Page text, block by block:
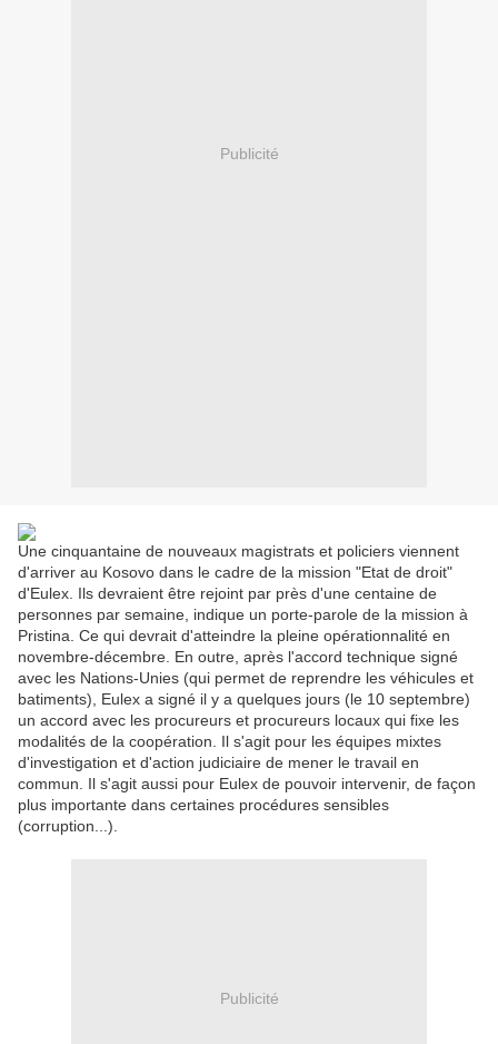
Publicité
Une cinquantaine de nouveaux magistrats et policiers viennent
d'arriver au Kosovo dans le cadre de la mission "Etat de droit"
d'Eulex. Ils devraient être rejoint par près d'une centaine de
personnes par semaine, indique un porte-parole de la mission à
Pristina. Ce qui devrait d'atteindre la pleine opérationnalité en
novembre-décembre. En outre, après l'accord technique signé
avec les Nations-Unies (qui permet de reprendre les véhicules et
batiments), Eulex a signé il y a quelques jours (le 10 septembre)
un accord avec les procureurs et procureurs locaux qui fixe les
modalités de la coopération. Il s'agit pour les équipes mixtes
d'investigation et d'action judiciaire de mener le travail en
commun. Il s'agit aussi pour Eulex de pouvoir intervenir, de façon
plus importante dans certaines procédures sensibles
(corruption...).
Publicité